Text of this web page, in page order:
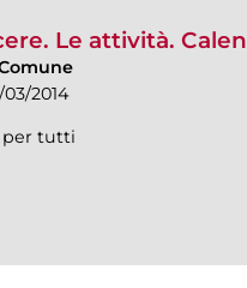
Le attività.
2014
per tutti